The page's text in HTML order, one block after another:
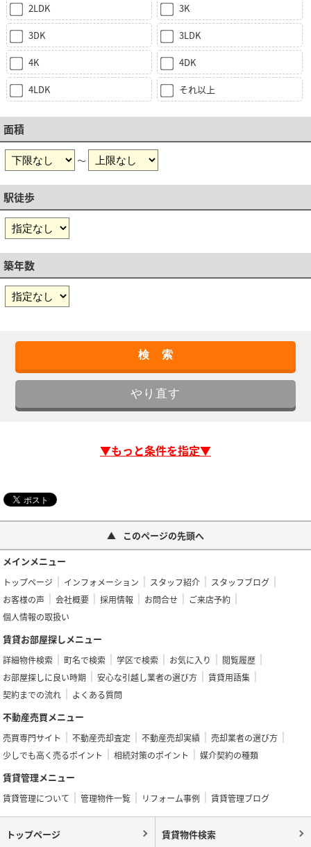
2LDK 3K
3DK 3LDK
4K 4DK
4LDK それ以上
面積
～
駅徒歩
築年数
▼もっと条件を指定▼
このページの先頭へ
メインメニュー
トップページ インフォメーション スタッフ紹介
スタッフブログ
お客様の声
会社概要 採用情報 お問合せ
ご来店予約
個人情報の取扱い
賃貸お部屋探しメニュー
詳細物件検索 町名で検索 学区で検索 お気に入り
閲覧履歴
お部屋探しに良い時期
安心な引越し業者の選び方
賃貸用語集
契約までの流れ
よくある質問
不動産売買メニュー
売買専門サイト 不動産売却査定 不動産売却実績
売却業者の選び方
少しでも高く売るポイント
相続対策のポイント 媒介契約の種類
賃貸管理メニュー
賃貸管理について 管理物件一覧 リフォーム事例 賃貸管理ブログ
トップページ 賃貸物件検索